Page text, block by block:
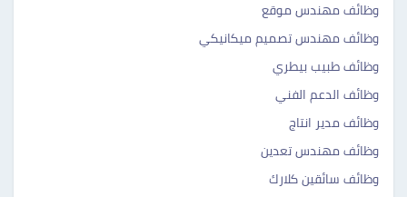
وظائف مهندس موقع
وظائف مهندس تصميم ميكانيكي
وظائف طبيب بيطري
وظائف الدعم الفني
وظائف مدير انتاج
وظائف مهندس تعدين
وظائف سائقين كلارك